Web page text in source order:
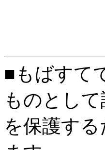
■もばすて
ものとし
を保護す